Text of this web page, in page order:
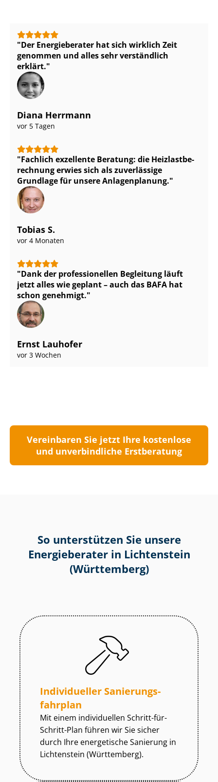
Der Energieberater hat sich wirklich Zeit
genommen und alles sehr verständlich
erklärt.
Diana Herrmann
vor 5 Tagen
Fachlich exzellente Beratung: die Heiz­last­be­
rech­nung erwies sich als zuverlässige
Grundlage für unsere Anlagenplanung.
Tobias S.
vor 4 Monaten
Dank der professionellen Begleitung läuft
jetzt alles wie geplant – auch das BAFA hat
schon genehmigt.
Ernst Lauhofer
vor 3 Wochen
Vereinbaren Sie jetzt Ihre kostenlose
und unverbindliche Erstberatung
So unterstützen Sie unsere
Energieberater in Lichtenstein
(Württemberg)
Individueller Sa­nie­rungs­
fahr­plan
Mit einem individuellen Schritt-für-
Schritt-Plan führen wir Sie sicher
durch Ihre energetische Sanierung in
Lichtenstein (Württemberg).